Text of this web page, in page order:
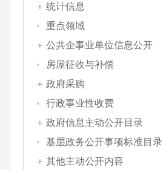
统计信息
重点领域
公共企事业单位信息公开
房屋征收与补偿
政府采购
行政事业性收费
政府信息主动公开目录
基层政务公开事项标准目录
其他主动公开内容